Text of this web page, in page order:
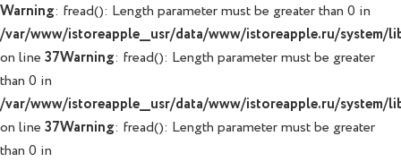
Warning: fread(): Length parameter must be greater than 0 in
/var/www/istoreapple__usr/data/www/istoreapple.ru/system/
on line 37Warning: fread(): Length parameter must be greater
than 0 in
/var/www/istoreapple__usr/data/www/istoreapple.ru/system/
on line 37Warning: fread(): Length parameter must be greater
than 0 in